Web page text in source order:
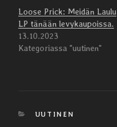
Loose Prick: Meidän Laulu
LP tänään levykaupoissa.
13.10.2023
Kategoriassa "uutinen"
KATEGORIAT
UUTINEN